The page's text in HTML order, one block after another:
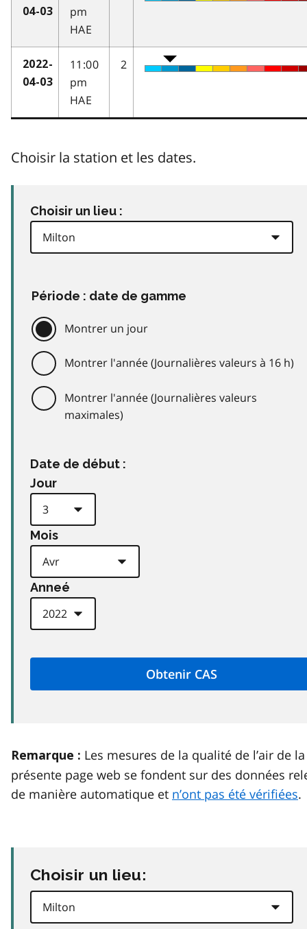
04-03
pm
HAE
2022-
04-03
11:00
pm
HAE
2
Choisir la station et les dates.
Choisir un lieu :
Période : date de gamme
Montrer un jour
Montrer l'année (Journalières valeurs à 16 h)
Montrer l'année (Journalières valeurs
maximales)
Date de début :
Jour
Mois
Anneé
Remarque : Les mesures de la qualité de l’air de la
présente page web se fondent sur des données
de manière automatique et n’ont pas été vérifiées.
Choisir un lieu: